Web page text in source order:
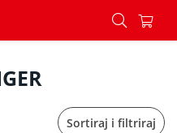
- Konzum
Sortiraj i filtriraj